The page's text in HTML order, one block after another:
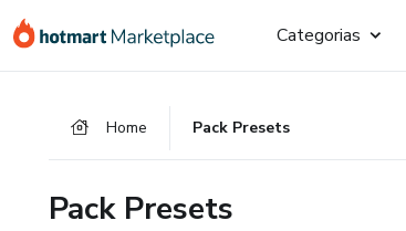
para
para
para
Categorias
Home Pack Presets
Pack Presets